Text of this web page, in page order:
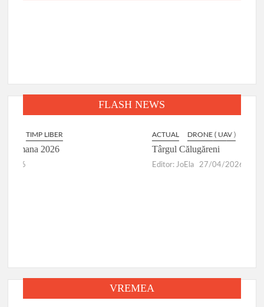
FLASH NEWS
ACTUAL
Târgul Călugăreni
VREMEA